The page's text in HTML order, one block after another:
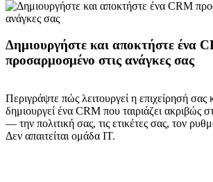
Δημιουργήστε και αποκτήστε ένα
προσαρμοσμένο στις ανάγκες σας
Περιγράψτε πώς λειτουργεί η επιχείρησή σας
δημιουργεί ένα CRM που ταιριάζει ακριβώς
— την πολιτική σας, τις ετικέτες σας, τον
Δεν απαιτείται ομάδα IT.